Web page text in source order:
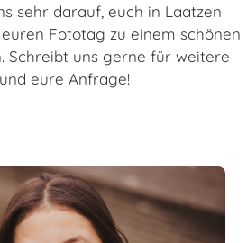
sehr darauf, euch in Laatzen
Fototag zu einem schönen
Schreibt uns gerne für weitere
eure Anfrage!